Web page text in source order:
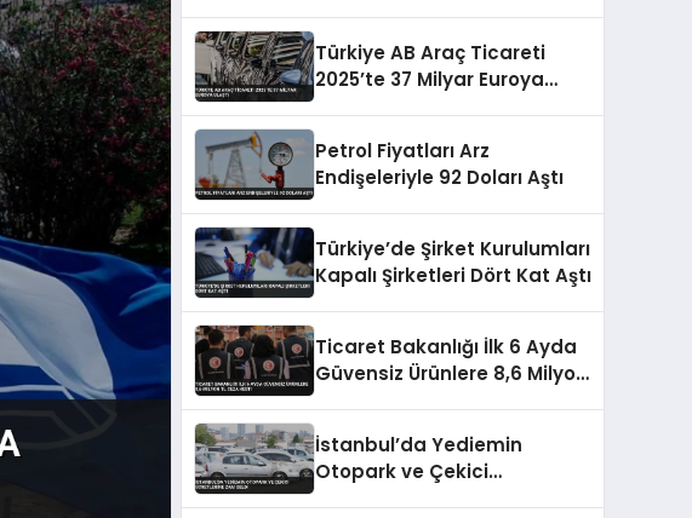
Türkiye AB Araç Ticareti
2025’te 37 Milyar Euroya
Petrol Fiyatları Arz
Endişeleriyle 92 Doları Aştı
Türkiye’de Şirket Kurulumları
Kapalı Şirketleri Dört Kat Aştı
Ticaret Bakanlığı İlk 6 Ayda
Güvensiz Ürünlere 8,6 Milyon
İstanbul’da Yediemin
Otopark ve Çekici